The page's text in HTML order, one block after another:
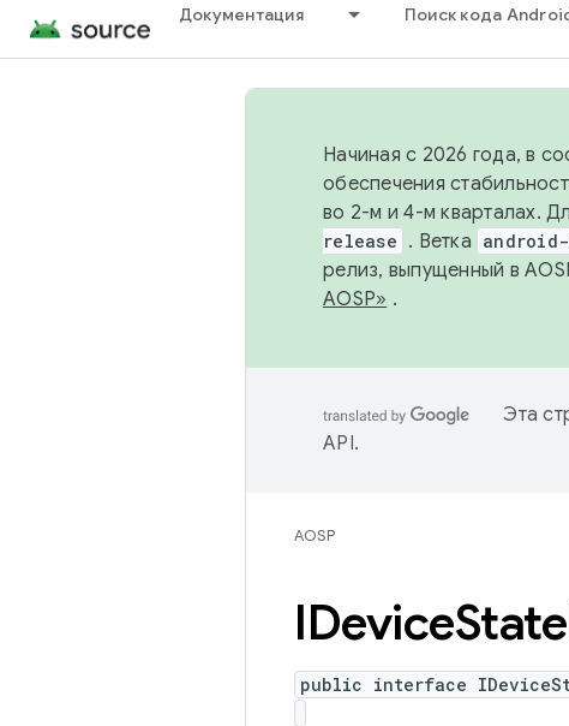
Документация Поиск кода
Начиная с 2026 года, в
обеспечения
во 2-м и 4-м кварталах.
release . Ветка
релиз, выпущенный в
AOSP» .
Эта
API.
AOSP
IDeviceState
public interface